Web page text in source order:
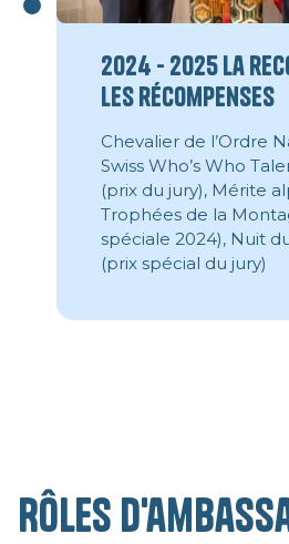
2024 - 2025 La
les récompenses
Chevalier de l’Ordre
Swiss Who’s Who
(prix du jury), Mérite
Trophées de la
spéciale 2024), Nuit
(prix spécial du jury)
Rôles